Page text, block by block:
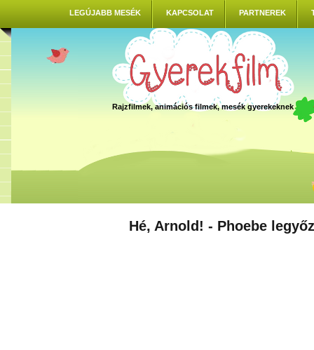
LEGÚJABB MESÉK KAPCSOLAT PARTNEREK
Rajzfilmek, animációs filmek, mesék gyerekeknek
Hé, Arnold! - Phoebe